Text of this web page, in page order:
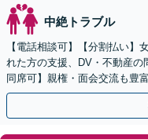
中絶トラブル
【電話相談可】【分割払い】
れた方の支援、DV・不動産の
同席可】親権・面会交流も豊
期に方針をお伝えします【馬